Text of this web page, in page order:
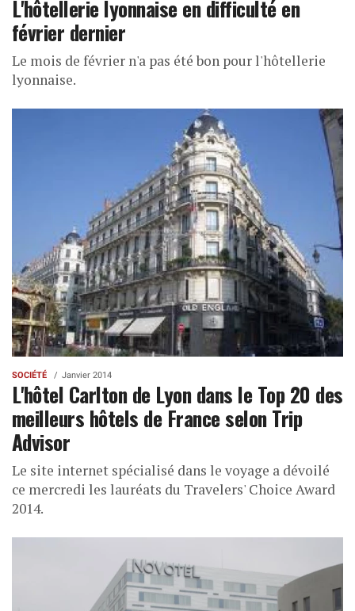
L'hôtellerie lyonnaise en difficulté en
février dernier
Le mois de février n'a pas été bon pour l'hôtellerie
lyonnaise.
SOCIÉTÉ Janvier 2014
L'hôtel Carlton de Lyon dans le Top 20 des
meilleurs hôtels de France selon Trip
Advisor
Le site internet spécialisé dans le voyage a dévoilé
ce mercredi les lauréats du Travelers' Choice Award
2014.